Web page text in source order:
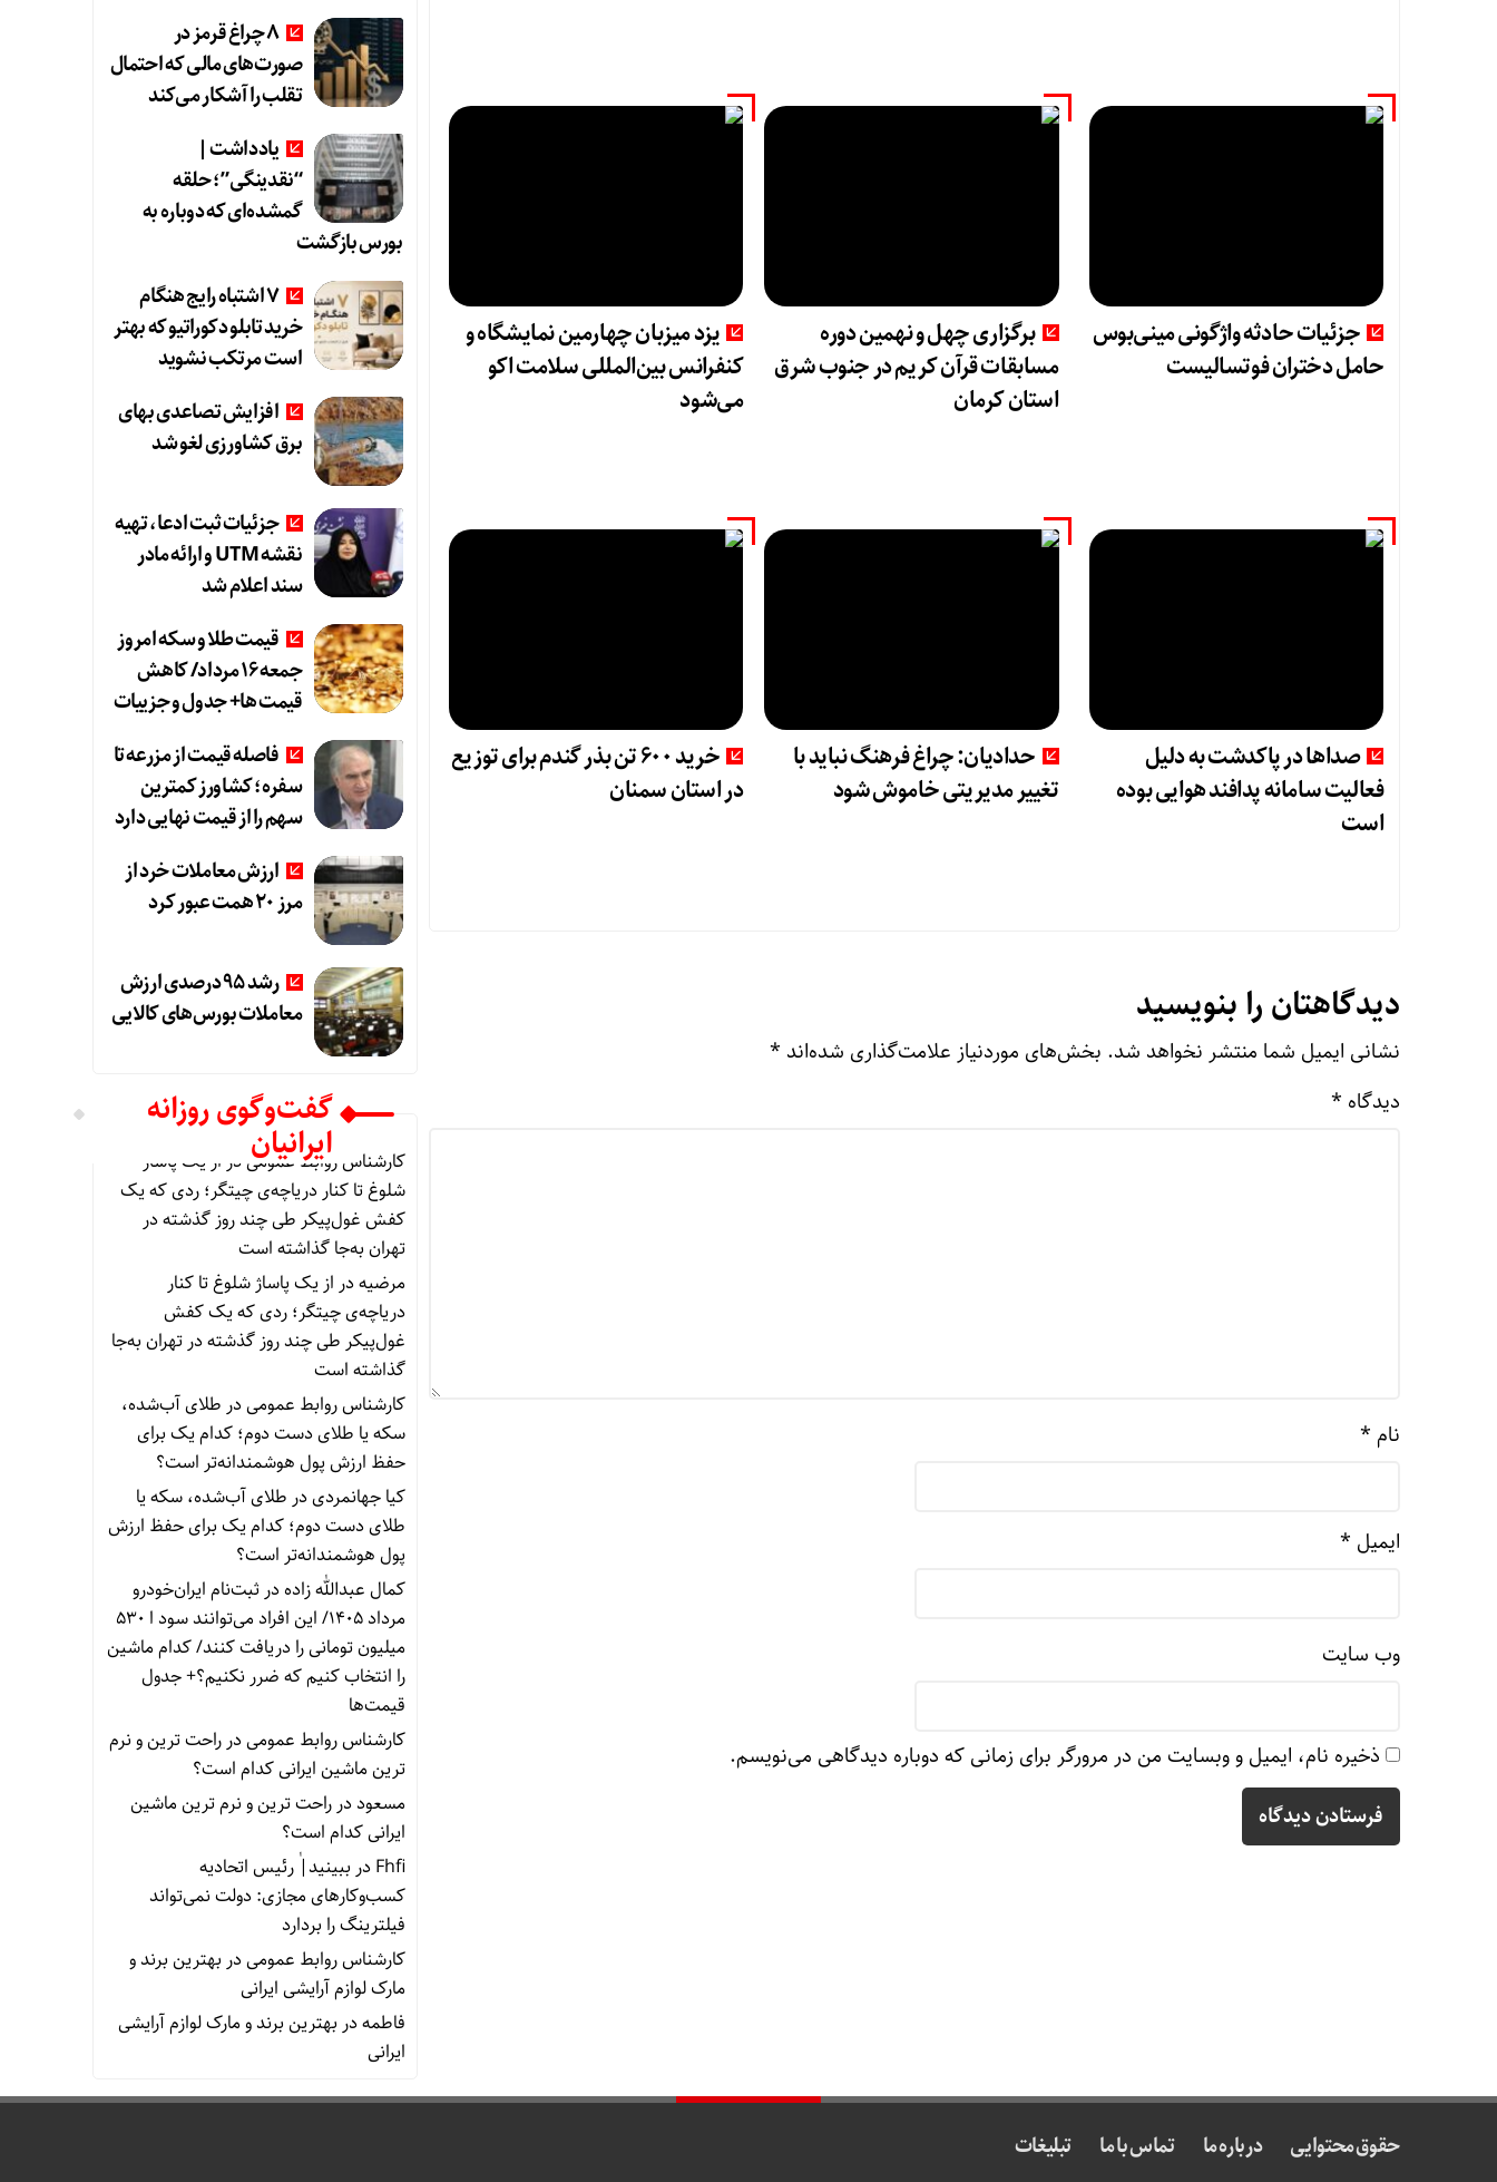
جزئیات حادثه واژگونی مینی‌بوس
حامل دختران فوتسالیست
برگزاری چهل و نهمین دوره
مسابقات قرآن کریم در جنوب شرق
استان کرمان
یزد میزبان چهارمین نمایشگاه و
کنفرانس بین‌المللی سلامت اکو
می‌شود
صداها در پاکدشت به دلیل
فعالیت سامانه پدافند هوایی بوده
است
حدادیان: چراغ فرهنگ نباید با
تغییر مدیریتی خاموش شود
خرید ۶۰۰ تن بذر گندم برای توزیع
در استان سمنان
دیدگاهتان را بنویسید
نشانی ایمیل شما منتشر نخواهد شد. بخش‌های موردنیاز علامت‌گذاری شده‌اند *
دیدگاه *
نام *
ایمیل *
وب‌ سایت
ذخیره نام، ایمیل و وبسایت من در مرورگر برای زمانی که دوباره دیدگاهی می‌نویسم.
8 چراغ قرمز در
صورت‌های مالی که احتمال
تقلب را آشکار می‌کند
یادداشت |
“نقدینگی”؛ حلقه
گمشده‌ای که دوباره به
بورس بازگشت
۷ اشتباه رایج هنگام
خرید تابلو دکوراتیو که بهتر
است مرتکب نشوید
افزایش تصاعدی بهای
برق کشاورزی لغو شد
جزئیات ثبت ادعا، تهیه
نقشه UTM و ارائه مادر
سند اعلام شد
قیمت طلا و سکه امروز
جمعه ۱۶ مرداد/ کاهش
قیمت ها+ جدول و جزییات
فاصله قیمت از مزرعه تا
سفره؛ کشاورز کمترین
سهم را از قیمت نهایی دارد
ارزش معاملات خرد از
مرز 20 همت عبور کرد
رشد 95 درصدی ارزش
معاملات بورس‌های کالایی
گفت‌وگوی روزانه
ایرانیان
کارشناس روابط عمومیدر از یک پاساژ
شلوغ تا کنار دریاچه‌ی چیتگر؛ ردی که یک
کفش غول‌پیکر طی چند روز گذشته در
تهران به‌جا گذاشته است
مرضیهدر از یک پاساژ شلوغ تا کنار
دریاچه‌ی چیتگر؛ ردی که یک کفش
غول‌پیکر طی چند روز گذشته در تهران به‌جا
گذاشته است
کارشناس روابط عمومیدر طلای آب‌شده،
سکه یا طلای دست دوم؛ کدام یک برای
حفظ ارزش پول هوشمندانه‌تر است؟
کیا جهانمردیدر طلای آب‌شده، سکه یا
طلای دست دوم؛ کدام یک برای حفظ ارزش
پول هوشمندانه‌تر است؟
کمال عبدالله زادهدر ثبت‌نام ایران‌خودرو
مرداد ۱۴۰۵/ این افراد می‌توانند سود ا ۵۳۰
میلیون تومانی را دریافت کنند/ کدام ماشین
را انتخاب کنیم که ضرر نکنیم؟+ جدول
قیمت‌ها
کارشناس روابط عمومیدرراحت ترین و نرم
ترین ماشین ایرانی کدام است؟
مسعوددرراحت ترین و نرم ترین ماشین
ایرانی کدام است؟
Fhfiدر ببینید| ٰرئیس اتحادیه
کسب‌وکارهای مجازی: دولت نمی‌تواند
فیلترینگ را بردارد
کارشناس روابط عمومیدر بهترین برند و
مارک لوازم آرایشی ایرانی
فاطمهدر بهترین برند و مارک لوازم آرایشی
ایرانی
حقوق محتوایی درباره ما تماس با ما تبلیغات